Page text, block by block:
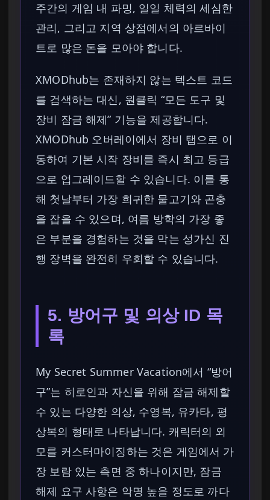
주간의 게임 내 파밍, 일일 체력의 세심한
관리, 그리고 지역 상점에서의 아르바이
트로 많은 돈을 모아야 합니다.
XMODhub는 존재하지 않는 텍스트 코드
를 검색하는 대신, 원클릭 “모든 도구 및
장비 잠금 해제” 기능을 제공합니다.
XMODhub 오버레이에서 장비 탭으로 이
동하여 기본 시작 장비를 즉시 최고 등급
으로 업그레이드할 수 있습니다. 이를 통
해 첫날부터 가장 희귀한 물고기와 곤충
을 잡을 수 있으며, 여름 방학의 가장 좋
은 부분을 경험하는 것을 막는 성가신 진
행 장벽을 완전히 우회할 수 있습니다.
5. 방어구 및 의상 ID 목
록
My Secret Summer Vacation에서 “방어
구”는 히로인과 자신을 위해 잠금 해제할
수 있는 다양한 의상, 수영복, 유카타, 평
상복의 형태로 나타납니다. 캐릭터의 외
모를 커스터마이징하는 것은 게임에서 가
장 보람 있는 측면 중 하나이지만, 잠금
해제 요구 사항은 악명 높을 정도로 까다